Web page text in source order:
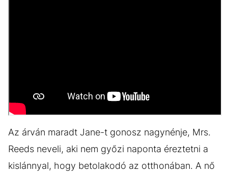
Az árván maradt Jane-t gonosz nagynénje, Mrs.
Reeds neveli, aki nem győzi naponta éreztetni a
kislánnyal, hogy betolakodó az otthonában. A nő